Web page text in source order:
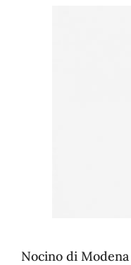
Nocino di Modena